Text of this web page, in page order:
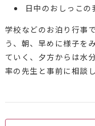
日中のおしっこの
学校などのお泊り行事
う、朝、早めに様子を
ていく、夕方からは水
率の先生と事前に相談